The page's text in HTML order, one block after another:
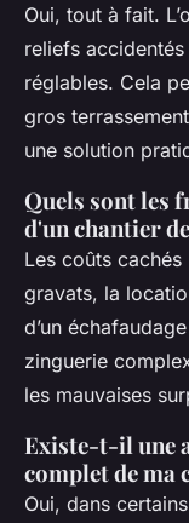
Oui, tout à fait.
reliefs
réglables. Cela
gros
une solution
Quels sont les
d'un chantier
Les coûts cachés
gravats, la
d’un
zinguerie
les mauvaises
Existe-t-il une
complet de ma
Oui, dans